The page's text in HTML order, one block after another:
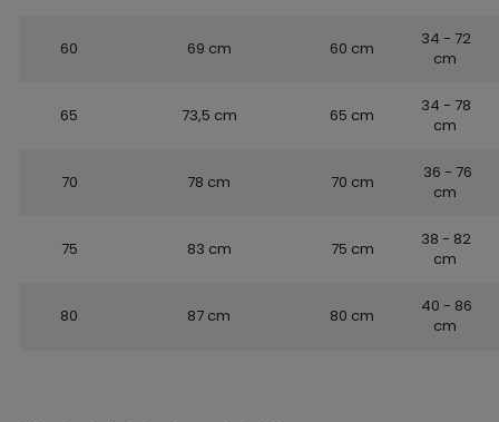
60 69 cm 60 cm
34 - 72
cm
65 73,5 cm 65 cm
34 - 78
cm
70 78 cm 70 cm
36 - 76
cm
75 83 cm 75 cm
38 - 82
cm
80 87 cm 80 cm
40 - 86
cm